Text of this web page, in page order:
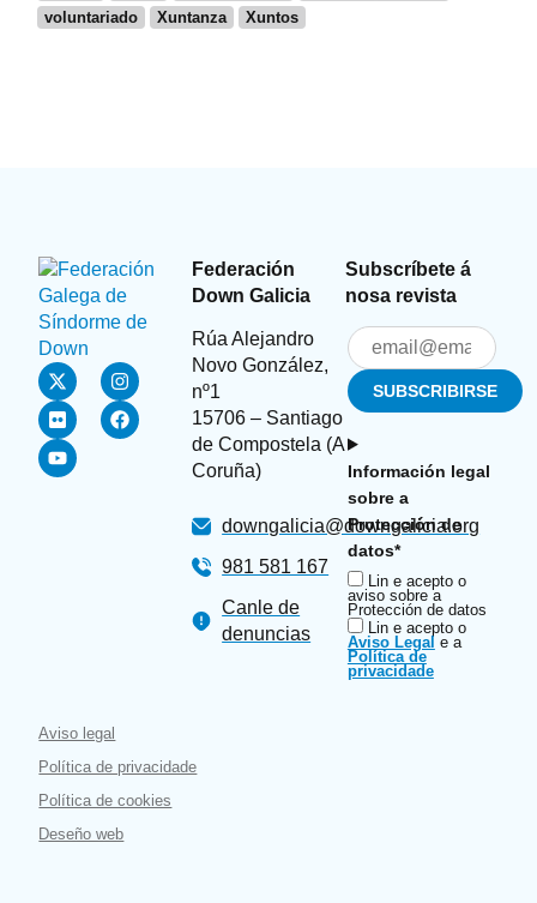
voluntariado
Xuntanza Xuntos
Federación
Down Galicia
Rúa Alejandro
Novo González,
nº1
15706 – Santiago
de Compostela (A
Coruña)
downgalicia@downgalicia.org
981 581 167
Canle de
denuncias
Subscríbete á
nosa revista
Información legal
sobre a
Protección de
datos*
Lin e acepto o
aviso sobre a
Protección de datos
Lin e acepto o
Aviso Legal e a
Política de
privacidade
Aviso legal
Política de privacidade
Política de cookies
Deseño web